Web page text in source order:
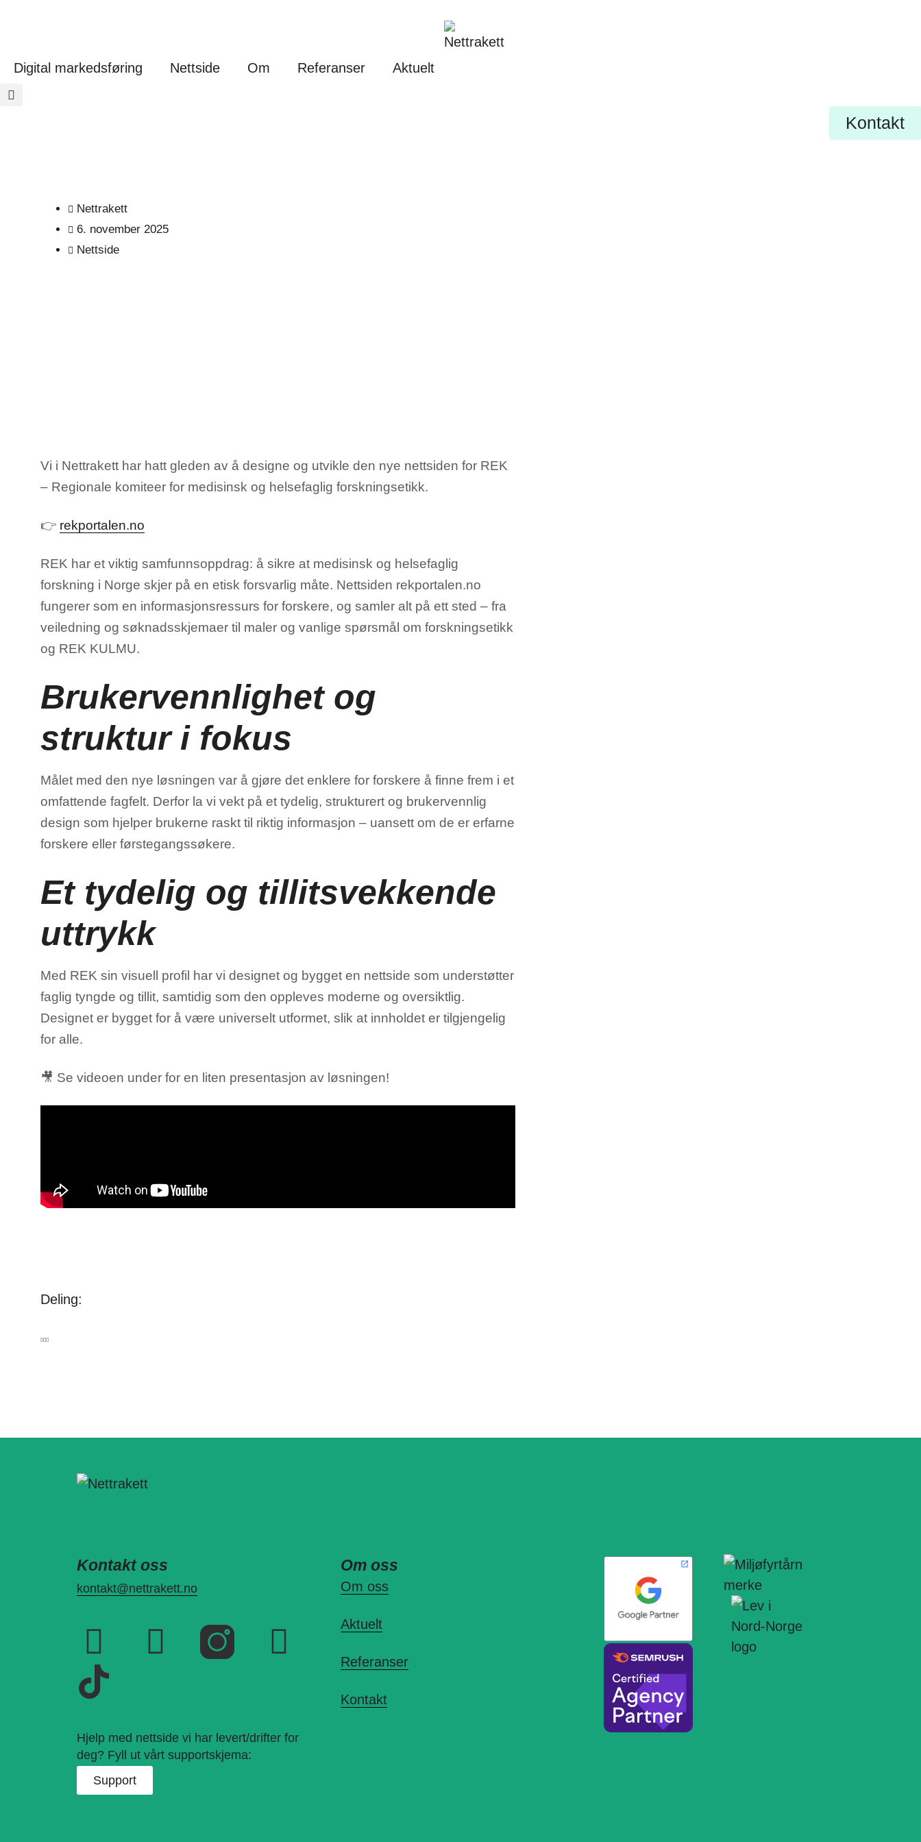
Digital markedsføring Nettside Om Referanser Aktuelt
Kontakt
Nettrakett
6. november 2025
Nettside
Vi i Nettrakett har hatt gleden av å designe og utvikle den nye nettsiden for REK
– Regionale komiteer for medisinsk og helsefaglig forskningsetikk.
👉 rekportalen.no
REK har et viktig samfunnsoppdrag: å sikre at medisinsk og helsefaglig
forskning i Norge skjer på en etisk forsvarlig måte. Nettsiden rekportalen.no
fungerer som en informasjonsressurs for forskere, og samler alt på ett sted – fra
veiledning og søknadsskjemaer til maler og vanlige spørsmål om forskningsetikk
og REK KULMU.
Brukervennlighet og
struktur i fokus
Målet med den nye løsningen var å gjøre det enklere for forskere å finne frem i et
omfattende fagfelt. Derfor la vi vekt på et tydelig, strukturert og brukervennlig
design som hjelper brukerne raskt til riktig informasjon – uansett om de er erfarne
forskere eller førstegangssøkere.
Et tydelig og tillitsvekkende
uttrykk
Med REK sin visuell profil har vi designet og bygget en nettside som understøtter
faglig tyngde og tillit, samtidig som den oppleves moderne og oversiktlig.
Designet er bygget for å være universelt utformet, slik at innholdet er tilgjengelig
for alle.
🎥 Se videoen under for en liten presentasjon av løsningen!
Deling:
Kontakt oss
kontakt@nettrakett.no
Hjelp med nettside vi har levert/drifter for
deg? Fyll ut vårt supportskjema:
Support
Om oss
Om oss
Aktuelt
Referanser
Kontakt